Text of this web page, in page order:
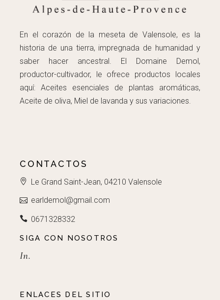
En el corazón de la meseta de Valensole, es la
historia de una tierra, impregnada de humanidad y
saber hacer ancestral. El Domaine Demol,
productor-cultivador, le ofrece productos locales
aquí: Aceites esenciales de plantas aromáticas,
Aceite de oliva, Miel de lavanda y sus variaciones.
CONTACTOS
Le Grand Saint-Jean, 04210 Valensole
earldemol@gmail.com
0671328332
SIGA CON NOSOTROS
In.
ENLACES DEL SITIO